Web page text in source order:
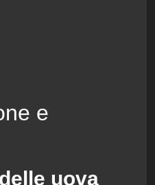
e
uova